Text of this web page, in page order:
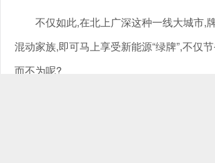
不仅如此,在北上广深这种一线大城市,
混动家族,即可马上享受新能源“绿牌”,不仅
而不为呢?